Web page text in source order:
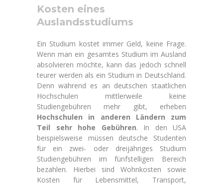
Kosten eines
Auslandsstudiums
Ein Studium kostet immer Geld, keine Frage.
Wenn man ein gesamtes Studium im Ausland
absolvieren möchte, kann das jedoch schnell
teurer werden als ein Studium in Deutschland.
Denn während es an deutschen staatlichen
Hochschulen mittlerweile keine
Studiengebühren mehr gibt, erheben
Hochschulen in anderen Ländern zum
Teil sehr hohe Gebühren. In den USA
beispielsweise müssen deutsche Studenten
für ein zwei- oder dreijähriges Studium
Studiengebühren im fünfstelligen Bereich
bezahlen. Hierbei sind Wohnkosten sowie
Kosten für Lebensmittel, Transport,